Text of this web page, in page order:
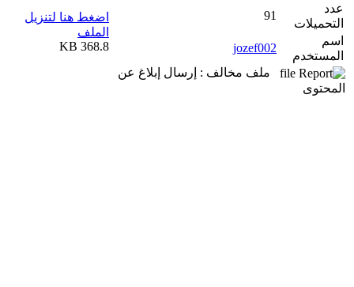
عدد
التحميلات
91
اسم
المستخدم
jozef002
ملف مخالف : إرسال إبلاغ عن
المحتوى
اضغط هنا لتنزيل
الملف
368.8 KB